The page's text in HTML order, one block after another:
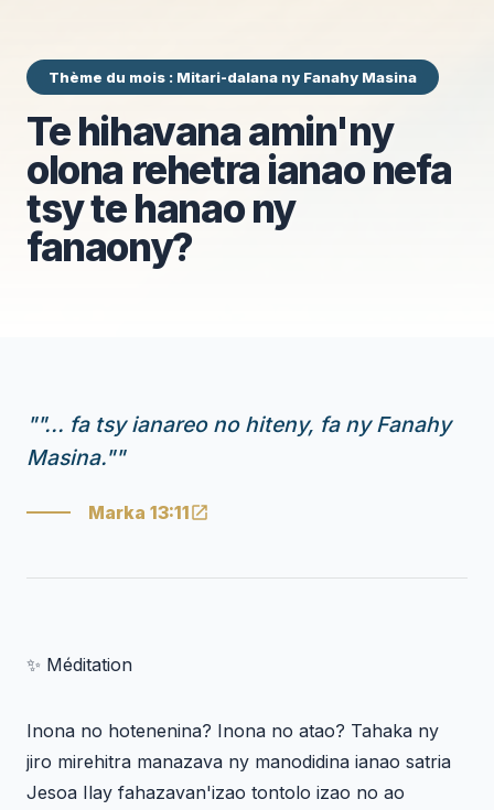
Thème du mois : Mitari-dalana ny Fanahy Masina
Te hihavana amin'ny
olona rehetra ianao nefa
tsy te hanao ny
fanaony?
""... fa tsy ianareo no hiteny, fa ny Fanahy
Masina.""
Marka 13:11
✨ Méditation
Inona no hotenenina? Inona no atao? Tahaka ny
jiro mirehitra manazava ny manodidina ianao satria
Jesoa Ilay fahazavan'izao tontolo izao no ao